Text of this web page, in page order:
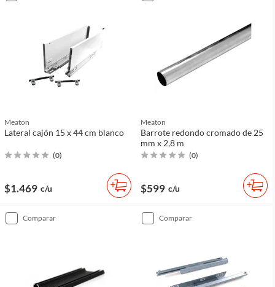
Meaton
Lateral cajón 15 x 44 cm blanco
(0)
$1.469 c/u
Meaton
Barrote redondo cromado de 25
mm x 2,8 m
(0)
$599 c/u
comparar comparar